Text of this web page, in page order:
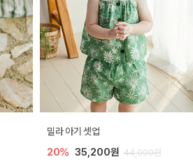
밀라 아기 셋업
20% 35,200원 44,000원